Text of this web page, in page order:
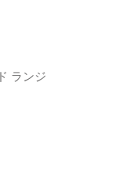
ランジ